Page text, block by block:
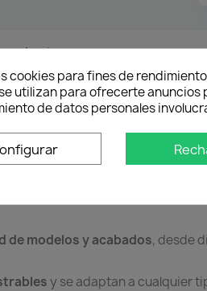
tu Cocina
con losmejores materiales y
y brillante
de modelos y acabados, desde
y se adaptan a cualquier
cookies para fines de
utilizan para ofrecerte anuncios
de datos personales